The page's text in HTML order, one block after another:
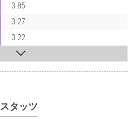
3.85
3.27
3.22
スタッツ